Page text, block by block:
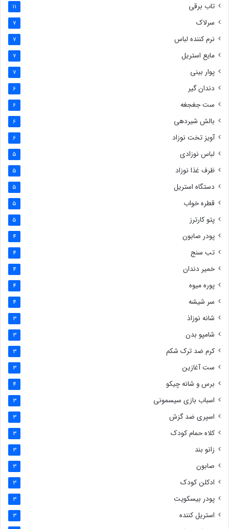
تاب برقی 11
سرلاک 7
نرم کننده لباس 7
مایع استریل 7
پوار بینی 7
دندان گیر 6
ست جغجغه 6
بالش شیردهی 6
آویز تخت نوزاد 6
لباس نوزادی 5
ظرف غذا نوزاد 5
دستگاه استریل 5
قطره خواب 5
پتو کارترز 5
پودر صابون 4
تب سنج 4
خمیر دندان 4
پوره میوه 4
سر شیشه 4
شانه نوزاذ 3
شامپو بدن 3
کرم ضد ترک شکم 3
ست آغازین 3
برس و شانه چیکو 4
اسباب بازی سیسمونی 3
اسپری ضد گزش 3
کلاه حمام کودک 3
زانو بند 3
صابون 3
ادکلن کودک 3
پودر بیسکویت 3
استریل کننده 3